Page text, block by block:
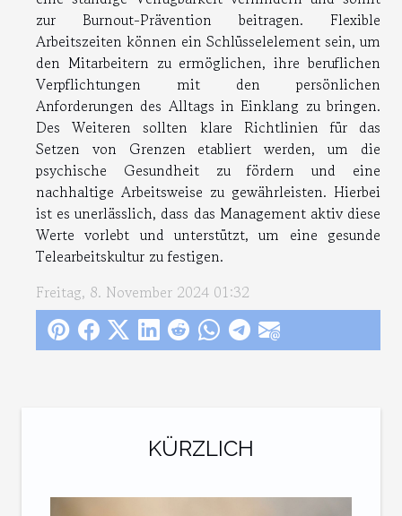
KÜRZLICH
zur Burnout-Prävention beitragen. Flexible
Arbeitszeiten können ein Schlüsselelement sein, um
den Mitarbeitern zu ermöglichen, ihre beruflichen
Verpflichtungen mit den persönlichen
Anforderungen des Alltags in Einklang zu bringen.
Des Weiteren sollten klare Richtlinien für das
Setzen von Grenzen etabliert werden, um die
psychische Gesundheit zu fördern und eine
nachhaltige Arbeitsweise zu gewährleisten. Hierbei
ist es unerlässlich, dass das Management aktiv diese
Werte vorlebt und unterstützt, um eine gesunde
Telearbeitskultur zu festigen.
Freitag, 8. November 2024 01:32